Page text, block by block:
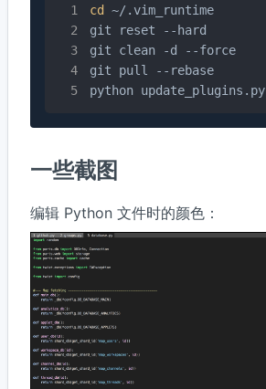
cd
~/.vim_runtime
git reset --hard
git clean -d --force
git pull --rebase
python update_plugins.py
一些截图
编辑 Python 文件时的颜色：